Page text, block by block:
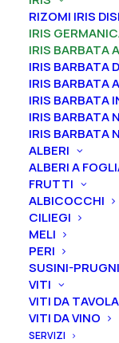
RIZOMI IRIS
IRIS
IRIS BARBATA
IRIS BARBATA
IRIS BARBATA
IRIS BARBATA
IRIS BARBATA
IRIS BARBATA
ALBERI
ALBERI A
FRUTTI
ALBICOCCHI
CILIEGI
MELI
PERI
SUSINI-PRUGNI
VITI
VITI DA TAVOLA
VITI DA VINO
SERVIZI
intermedia.
Le piante diIris
periodomentre
nel periodo
Formato
Iris
germanica
"Bocca
di
Rosa"
quantità
Ordina
Puoi
indicando la
quantità